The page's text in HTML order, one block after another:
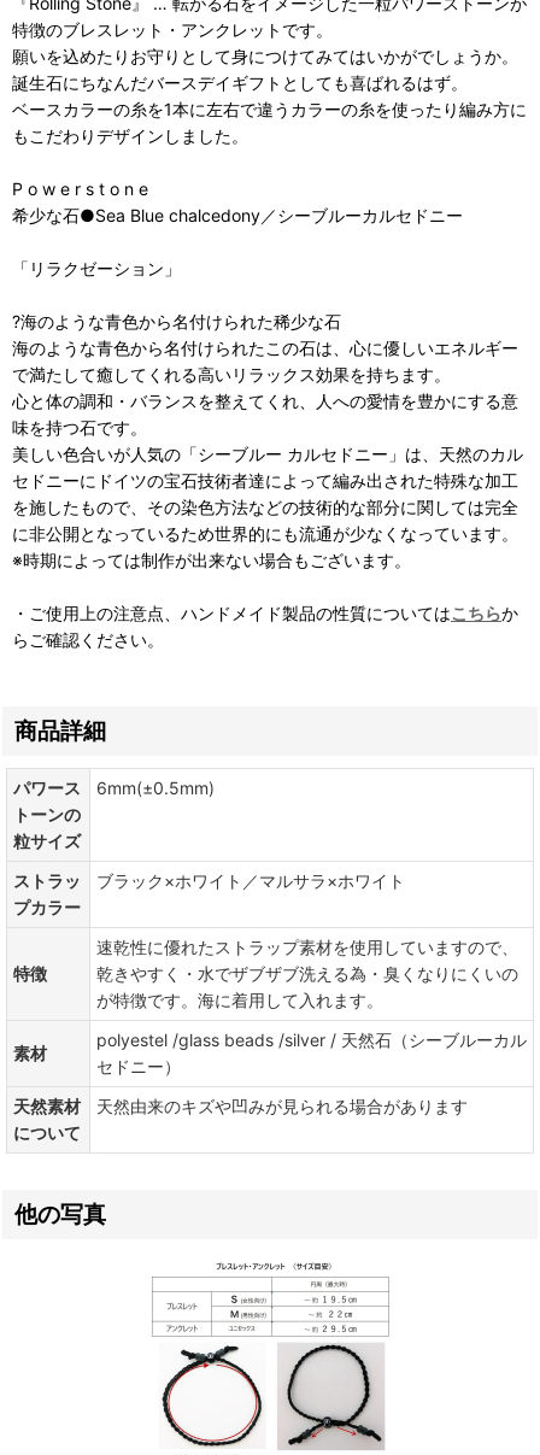
特徴のブレスレット・アンクレットです。
願いを込めたりお守りとして身につけてみてはいかがでしょうか。
誕生石にちなんだバースデイギフトとしても喜ばれるはず。
ベースカラーの糸を1本に左右で違うカラーの糸を使ったり編み方に
もこだわりデザインしました。
P o w e r s t o n e
希少な石●Sea Blue chalcedony／シーブルーカルセドニー
「リラクゼーション」
?海のような青色から名付けられた稀少な石
海のような青色から名付けられたこの石は、心に優しいエネルギー
で満たして癒してくれる高いリラックス効果を持ちます。
心と体の調和・バランスを整えてくれ、人への愛情を豊かにする意
味を持つ石です。
美しい色合いが人気の「シーブルー カルセドニー」は、天然のカル
セドニーにドイツの宝石技術者達によって編み出された特殊な加工
を施したもので、その染色方法などの技術的な部分に関しては完全
に非公開となっているため世界的にも流通が少なくなっています。
※時期によっては制作が出来ない場合もございます。
・ご使用上の注意点、ハンドメイド製品の性質についてはこちらか
らご確認ください。
商品詳細
パワース
トーンの
粒サイズ
6mm(±0.5mm)
ストラッ
プカラー
ブラック×ホワイト／マルサラ×ホワイト
特徴
速乾性に優れたストラップ素材を使用していますので、
乾きやすく・水でザブザブ洗える為・臭くなりにくいの
が特徴です。海に着用して入れます。
素材
polyestel /glass beads /silver / 天然石（シーブルーカル
セドニー）
天然素材
について
天然由来のキズや凹みが見られる場合があります
他の写真